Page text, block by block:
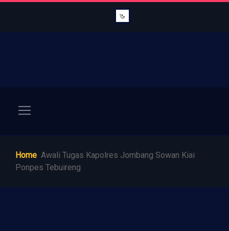
Home Awali Tugas Kapolres Jombang Sowan Kiai
Ponpes Tebuireng